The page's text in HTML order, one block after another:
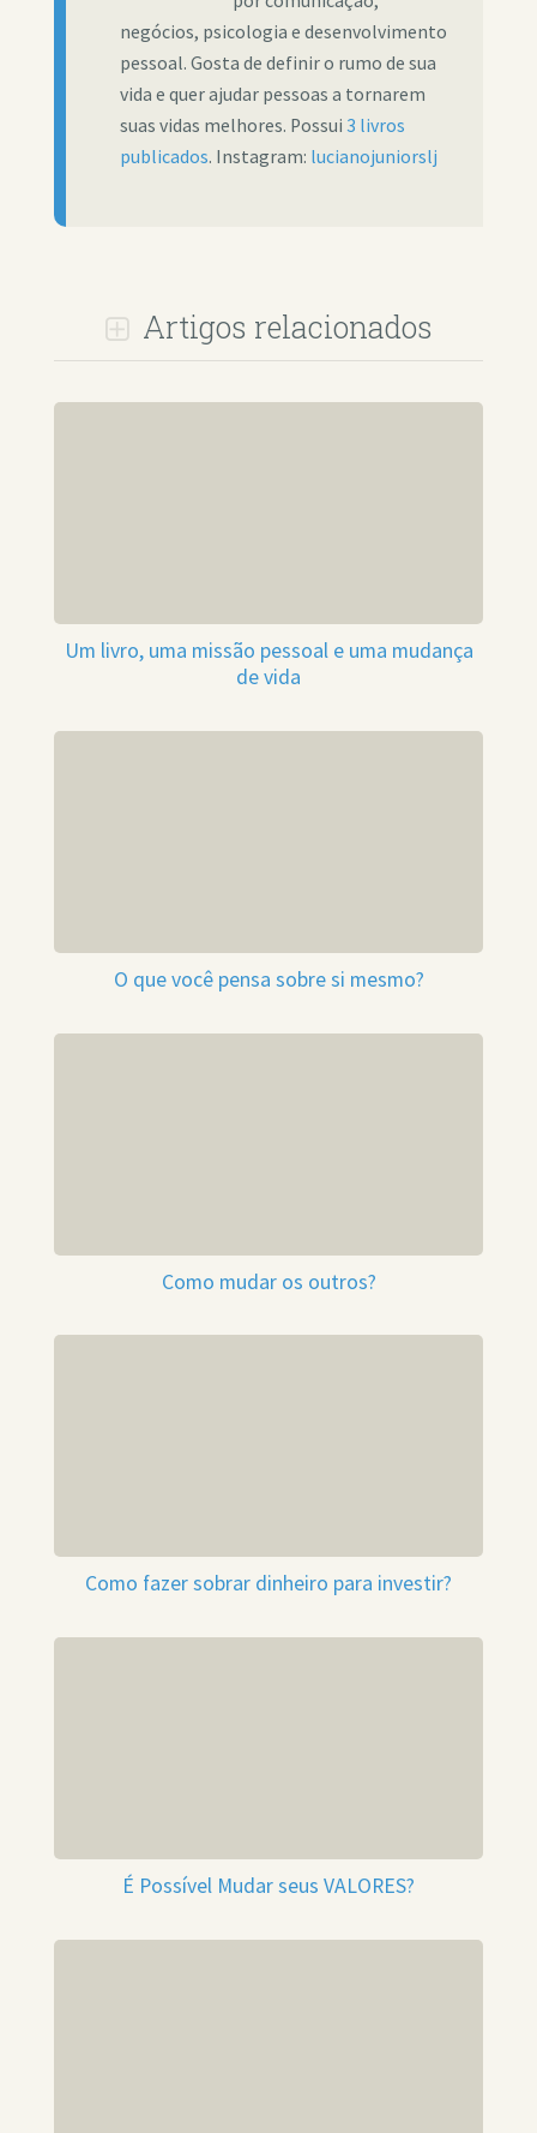
negócios, psicologia e desenvolvimento
pessoal. Gosta de definir o rumo de sua
vida e quer ajudar pessoas a tornarem
suas vidas melhores. Possui 3 livros
publicados. Instagram: lucianojuniorslj
Artigos relacionados
Um livro, uma missão pessoal e uma mudança
de vida
O que você pensa sobre si mesmo?
Como mudar os outros?
Como fazer sobrar dinheiro para investir?
É Possível Mudar seus VALORES?